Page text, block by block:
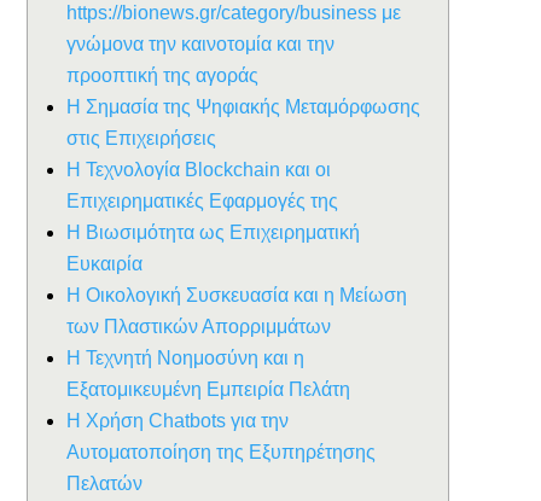
https://bionews.gr/category/business με
γνώμονα την καινοτομία και την
προοπτική της αγοράς
Η Σημασία της Ψηφιακής Μεταμόρφωσης
στις Επιχειρήσεις
Η Τεχνολογία Blockchain και οι
Επιχειρηματικές Εφαρμογές της
Η Βιωσιμότητα ως Επιχειρηματική
Ευκαιρία
Η Οικολογική Συσκευασία και η Μείωση
των Πλαστικών Απορριμμάτων
Η Τεχνητή Νοημοσύνη και η
Εξατομικευμένη Εμπειρία Πελάτη
Η Χρήση Chatbots για την
Αυτοματοποίηση της Εξυπηρέτησης
Πελατών